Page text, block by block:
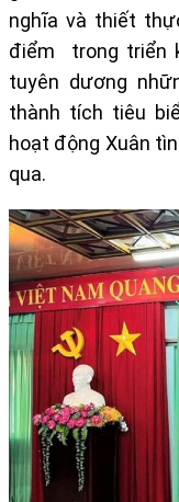
nghĩa và thiết
điểm trong triển
tuyên dương
thành tích tiêu
hoạt động Xuân
qua.